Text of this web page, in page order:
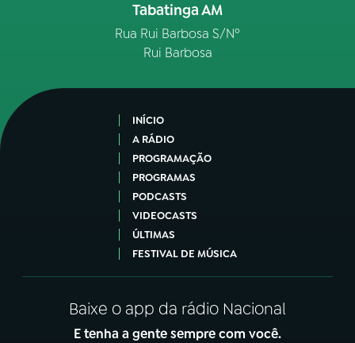
Tabatinga AM
Rua Rui Barbosa S/Nº
Rui Barbosa
INÍCIO
A RÁDIO
PROGRAMAÇÃO
PROGRAMAS
PODCASTS
VIDEOCASTS
ÚLTIMAS
FESTIVAL DE MÚSICA
Baixe o app da rádio Nacional
E tenha a gente sempre com você.